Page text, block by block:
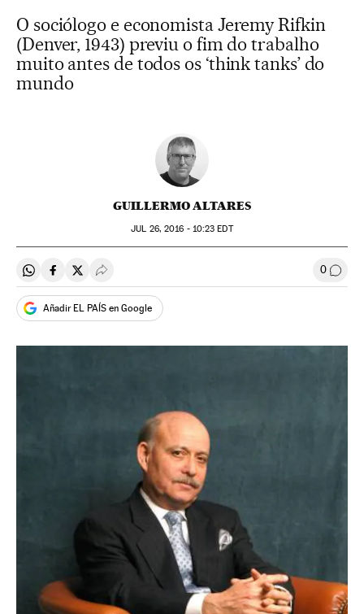
O sociólogo e economista Jeremy Rifkin
(Denver, 1943) previu o fim do trabalho
muito antes de todos os ‘think tanks’ do
mundo
GUILLERMO ALTARES
JUL 26, 2016 - 10:23 EDT
Compartir en Whatsapp
Compartir en Facebook
Compartir en Twitter
Desplegar Redes Sociales 0
Añadir EL PAÍS en Google